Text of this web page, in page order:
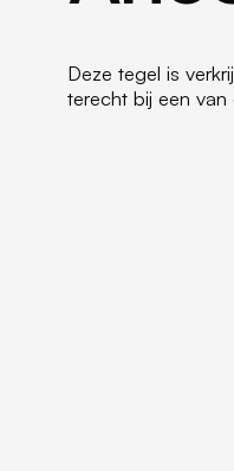
Deze tegel is
terecht bij een van